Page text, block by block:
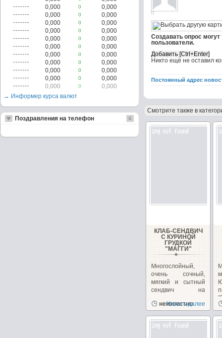
Создавать опрос
пользователи.
Никто ещё не оставил
Постоянный адрес
Смотрите также в
КЛАБ-СЕНДВИЧ
С КУРИНОЙ
ГРУДКОЙ
"МАГГИ"
Многослойный,
очень сочный,
мягкий и сытный
сендвич на
закуску!...
неизвестно
Читать далее
0,000
0
0,000
0,000
0
0,000
0,000
0
0,000
0,000
0
0,000
0,000
0
0,000
0,000
0
0,000
0,000
0
0,000
0,000
0
0,000
0,000
0
0,000
0,000
0
0,000
0,000
0
0,000
→ Информер курса валют
Поздравления на телефон